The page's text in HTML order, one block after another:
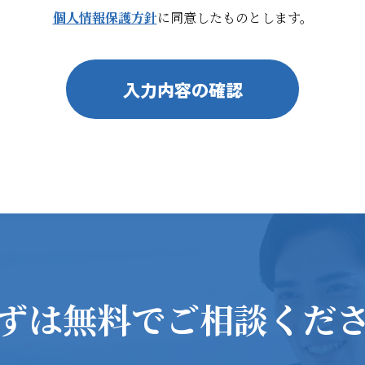
個人情報保護方針に同意したものとします。
は無料でご相談くだ